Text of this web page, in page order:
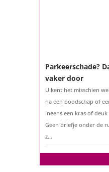
Parkeerschade?
vaker door
U kent het misschien
na een boodschap of
ineens een kras of
Geen briefje onder de
z...